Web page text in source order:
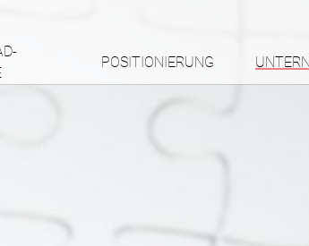
POSITIONIERUNG